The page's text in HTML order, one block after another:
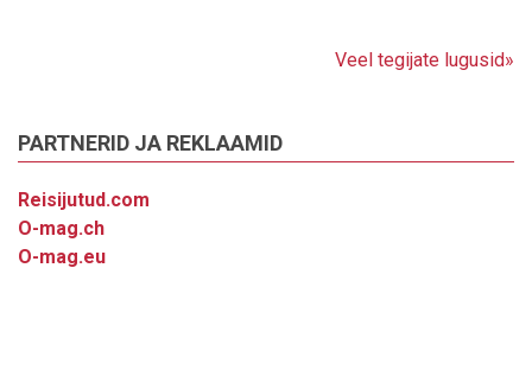
Veel tegijate lugusid»
PARTNERID JA REKLAAMID
Reisijutud.com
O-mag.ch
O-mag.eu